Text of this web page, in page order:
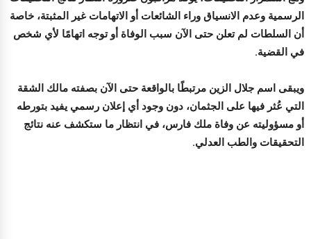
الرسمية وعدم الانسياق وراء الشائعات أو الاتهامات غير المثبتة، خاصة
أن السلطات لم تعلن حتى الآن سبب الوفاة أو توجه اتهامًا لأي شخص
في القضية.
ويبقى اسم جلال الزين مرتبطًا بالواقعة حتى الآن بصفته مالك الشقة
التي عُثر فيها على الجثمان، دون وجود أي إعلان رسمي يفيد بتورطه
أو مسؤوليته عن وفاة ملك فارس، في انتظار ما ستكشف عنه نتائج
التحقيقات والطب العدلي.